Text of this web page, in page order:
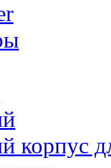
корпус